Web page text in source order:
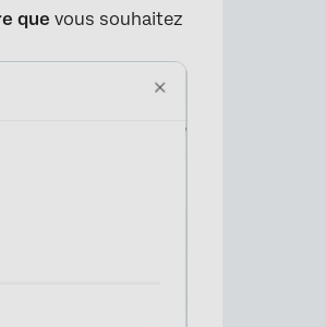
quevous souhaitez